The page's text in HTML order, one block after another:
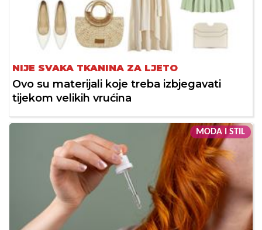
NIJE SVAKA TKANINA ZA LJETO
Ovo su materijali koje treba izbjegavati
tijekom velikih vrućina
MODA I STIL